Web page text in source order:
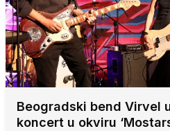
Beogradski bend Virvel
koncert u okviru